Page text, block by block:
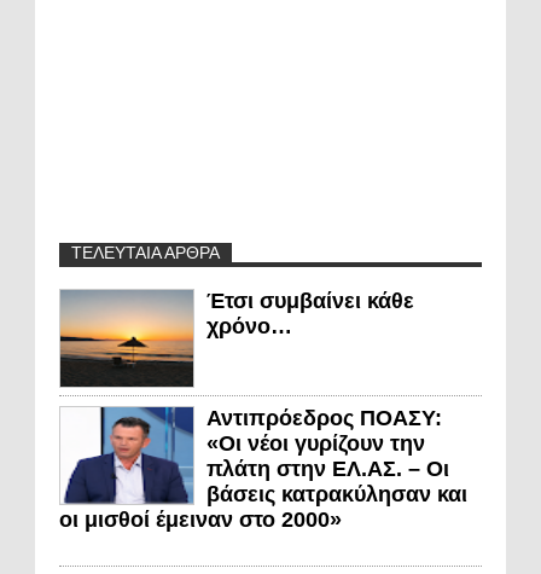
ΤΕΛΕΥΤΑΙΑ ΑΡΘΡΑ
Έτσι συμβαίνει κάθε
χρόνο…
Αντιπρόεδρος ΠΟΑΣΥ:
«Οι νέοι γυρίζουν την
πλάτη στην ΕΛ.ΑΣ. – Οι
βάσεις κατρακύλησαν και
οι μισθοί έμειναν στο 2000»